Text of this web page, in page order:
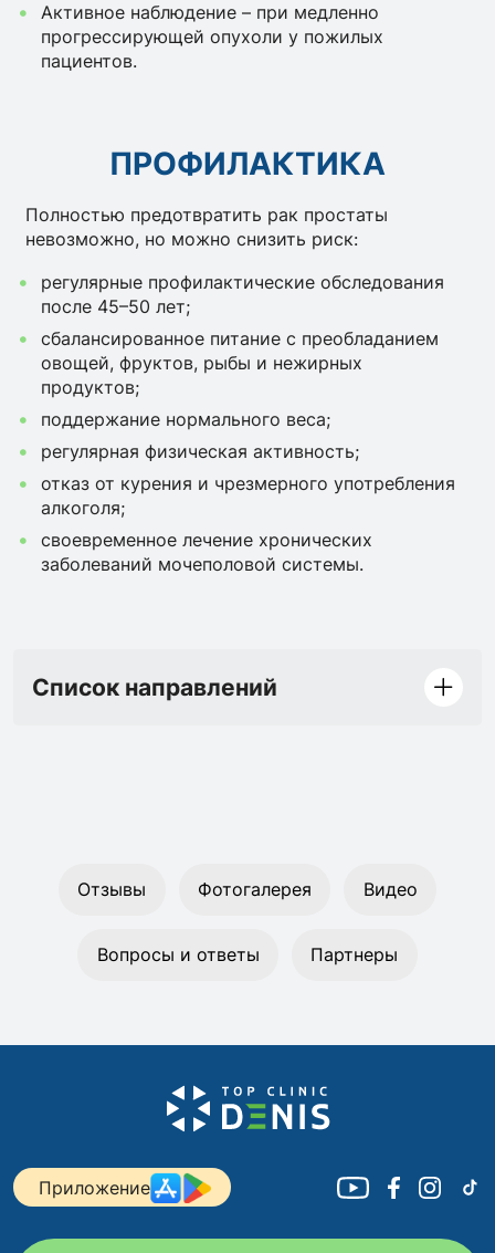
Активное наблюдение – при медленно
прогрессирующей опухоли у пожилых
пациентов.
ПРОФИЛАКТИКА
Полностью предотвратить рак простаты
невозможно, но можно снизить риск:
регулярные профилактические обследования
после 45–50 лет;
сбалансированное питание с преобладанием
овощей, фруктов, рыбы и нежирных
продуктов;
поддержание нормального веса;
регулярная физическая активность;
отказ от курения и чрезмерного употребления
алкоголя;
своевременное лечение хронических
заболеваний мочеполовой системы.
Список направлений
Отзывы Фотогалерея Видео
Вопросы и ответы Партнеры
Приложение